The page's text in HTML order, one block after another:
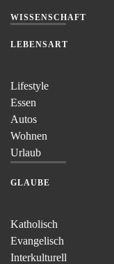
WISSENSCHAFT
LEBENSART
Lifestyle
Essen
Autos
Wohnen
Urlaub
GLAUBE
Katholisch
Evangelisch
Interkulturell